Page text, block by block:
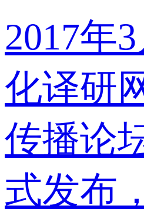
2017年
化译研
传播论
式发布